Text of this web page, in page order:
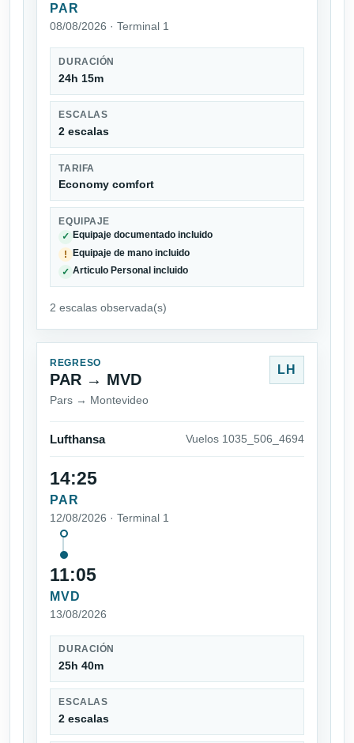
PAR
08/08/2026 · Terminal 1
DURACIÓN
24h 15m
ESCALAS
2 escalas
TARIFA
Economy comfort
EQUIPAJE
✓ Equipaje documentado incluido
! Equipaje de mano incluido
✓ Articulo Personal incluido
2 escalas observada(s)
REGRESO
PAR → MVD
Pars → Montevideo
LH
Lufthansa Vuelos 1035_506_4694
14:25
PAR
12/08/2026 · Terminal 1
11:05
MVD
13/08/2026
DURACIÓN
25h 40m
ESCALAS
2 escalas